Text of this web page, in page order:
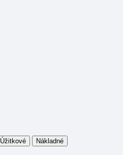
Úžitkové Nákladné